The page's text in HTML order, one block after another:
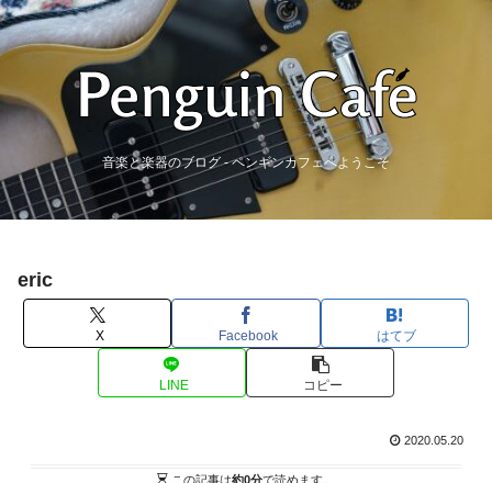
音楽と楽器のブログ - ペンギンカフェへようこそ
eric
X Facebook はてブ
LINE コピー
2020.05.20
この記事は約0分で読めます。